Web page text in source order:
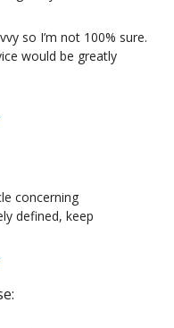
so I’m not 100% sure.
would be greatly
concerning
defined, keep